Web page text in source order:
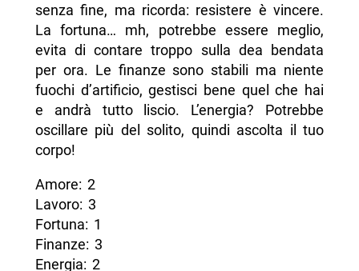
senza fine, ma ricorda: resistere è vincere.
La fortuna… mh, potrebbe essere meglio,
evita di contare troppo sulla dea bendata
per ora. Le finanze sono stabili ma niente
fuochi d’artificio, gestisci bene quel che hai
e andrà tutto liscio. L’energia? Potrebbe
oscillare più del solito, quindi ascolta il tuo
corpo!
Amore: 2
Lavoro: 3
Fortuna: 1
Finanze: 3
Energia: 2